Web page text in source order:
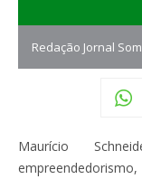
Redação Jornal
Maurício